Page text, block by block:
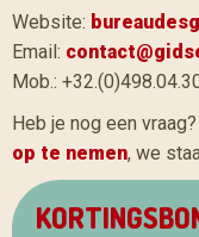
Website:
Email:
Mob.:
Heb je nog een
op te nemen, we